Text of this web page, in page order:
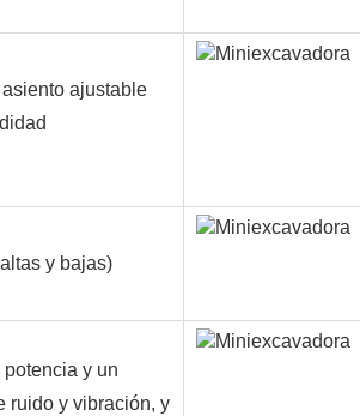
ajustable
y bajas)
y un
ruido y vibración, y